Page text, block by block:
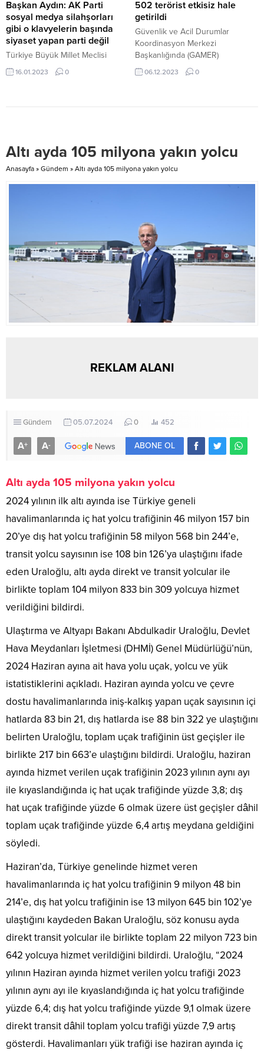
Başkan Aydın: AK Parti
sosyal medya silahşorları
gibi o klavyelerin başında
siyaset yapan parti değil
Türkiye Büyük Millet Meclisi
(TBMM) Milli Savunma Komisyonu
Başkanı ve Adalet ve Kalkınma
Gazeteciler Cemiyeti (AGAD)
Başkan Vekili ve Yaman Medya
Grup Başkanı İbrahim İnan’ı
ziyaret eden Türkiye Büyük Millet
16.01.2023 0
502 terörist etkisiz hale
getirildi
Güvenlik ve Acil Durumlar
Koordinasyon Merkezi
Başkanlığında (GAMER)
düzenlenen toplantıda Bakan
Yerlikaya; Terör, Uyuşturucuyla
Yerlikaya, konuşmasında göreve
180 gün önce başladıklarını ve ilk
günden itibaren millete hizmet
etme düşüncesi içinde...
06.12.2023 0
Altı ayda 105 milyona yakın yolcu
Anasayfa » Gündem » Altı ayda 105 milyona yakın yolcu
REKLAM ALANI
Gündem 05.07.2024 0 452
A+ A- ABONE OL
Altı ayda 105 milyona yakın yolcu
2024 yılının ilk altı ayında ise Türkiye geneli
havalimanlarında iç hat yolcu trafiğinin 46 milyon 157 bin
20’ye dış hat yolcu trafiğinin 58 milyon 568 bin 244’e,
transit yolcu sayısının ise 108 bin 126’ya ulaştığını ifade
eden Uraloğlu, altı ayda direkt ve transit yolcular ile
birlikte toplam 104 milyon 833 bin 309 yolcuya hizmet
verildiğini bildirdi.
Ulaştırma ve Altyapı Bakanı Abdulkadir Uraloğlu, Devlet
Hava Meydanları İşletmesi (DHMİ) Genel Müdürlüğü’nün,
2024 Haziran ayına ait hava yolu uçak, yolcu ve yük
istatistiklerini açıkladı. Haziran ayında yolcu ve çevre
dostu havalimanlarında iniş-kalkış yapan uçak sayısının içi
hatlarda 83 bin 21, dış hatlarda ise 88 bin 322 ye ulaştığını
belirten Uraloğlu, toplam uçak trafiğinin üst geçişler ile
birlikte 217 bin 663’e ulaştığını bildirdi. Uraloğlu, haziran
ayında hizmet verilen uçak trafiğinin 2023 yılının aynı ayı
ile kıyaslandığında iç hat uçak trafiğinde yüzde 3,8; dış
hat uçak trafiğinde yüzde 6 olmak üzere üst geçişler dâhil
toplam uçak trafiğinde yüzde 6,4 artış meydana geldiğini
söyledi.
Haziran’da, Türkiye genelinde hizmet veren
havalimanlarında iç hat yolcu trafiğinin 9 milyon 48 bin
214’e, dış hat yolcu trafiğinin ise 13 milyon 645 bin 102’ye
ulaştığını kaydeden Bakan Uraloğlu, söz konusu ayda
direkt transit yolcular ile birlikte toplam 22 milyon 723 bin
642 yolcuya hizmet verildiğini bildirdi. Uraloğlu, “2024
yılının Haziran ayında hizmet verilen yolcu trafiği 2023
yılının aynı ayı ile kıyaslandığında iç hat yolcu trafiğinde
yüzde 6,4; dış hat yolcu trafiğinde yüzde 9,1 olmak üzere
direkt transit dâhil toplam yolcu trafiği yüzde 7,9 artış
gösterdi. Havalimanları yük trafiği ise haziran ayında iç